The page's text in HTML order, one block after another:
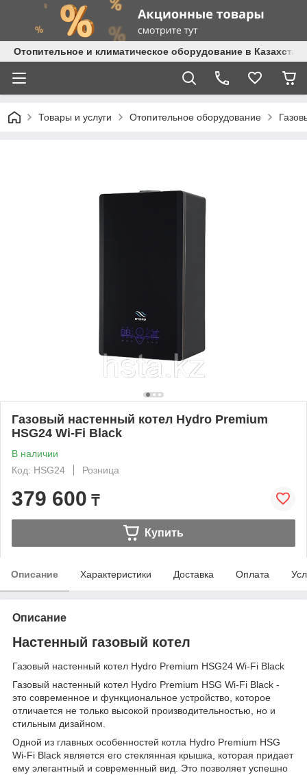
Отопительное и климатическое оборудование в
Товары и услуги Отопительное оборудование
Газовый настенный котел Hydro Premium
HSG24 Wi-Fi Black
В наличии
Код: HSG24
Розница
379 600 ₸
Купить
Описание Характеристики Доставка Оплата
Описание
Настенный газовый котел
Газовый настенный котел Hydro Premium HSG24 Wi-Fi Black
Газовый настенный котел Hydro Premium HSG Wi-Fi Black -
это современное и функциональное устройство, которое
отличается не только высокой производительностью, но и
стильным дизайном.
Одной из главных особенностей котла Hydro Premium HSG
Wi-Fi Black является его стеклянная крышка, которая придает
ему элегантный и современный вид. Это позволяет успешно